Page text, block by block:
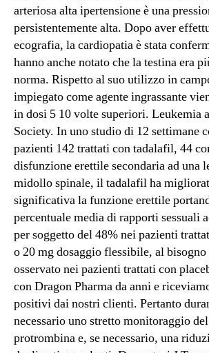
arteriosa alta ipertensione è una
persistentemente alta. Dopo aver
ecografia, la cardiopatia è stata
hanno anche notato che la testina era
norma. Rispetto al suo utilizzo in
impiegato come agente ingrassante
in dosi 5 10 volte superiori. Leukemia
Society. In uno studio di 12 settimane
pazienti 142 trattati con tadalafil, 44
disfunzione erettile secondaria ad una
midollo spinale, il tadalafil ha
significativa la funzione erettile
percentuale media di rapporti sessuali
per soggetto del 48% nei pazienti
o 20 mg dosaggio flessibile, al
osservato nei pazienti trattati con
con Dragon Pharma da anni e
positivi dai nostri clienti. Pertanto
necessario uno stretto monitoraggio
protrombina e, se necessario, una